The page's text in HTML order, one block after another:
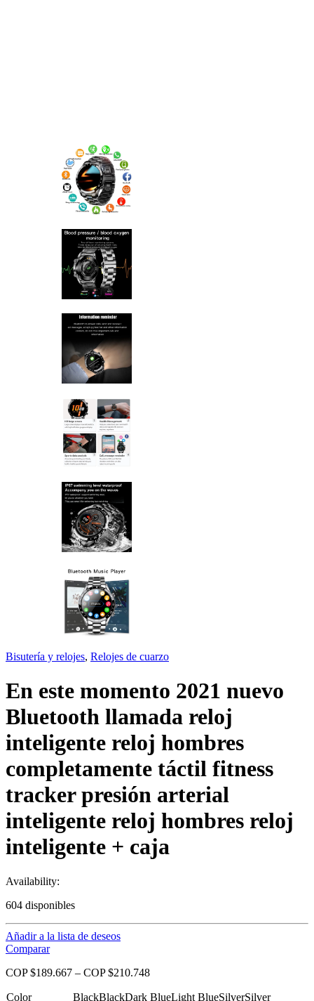
Bisutería y relojes, Relojes de cuarzo
En este momento 2021 nuevo
Bluetooth llamada reloj
inteligente reloj hombres
completamente táctil fitness
tracker presión arterial
inteligente reloj hombres reloj
inteligente + caja
Availability:
604 disponibles
Añadir a la lista de deseos
Comparar
COP $189.667 – COP $210.748
Color BlackBlackDark BlueLight BlueSilverSilver